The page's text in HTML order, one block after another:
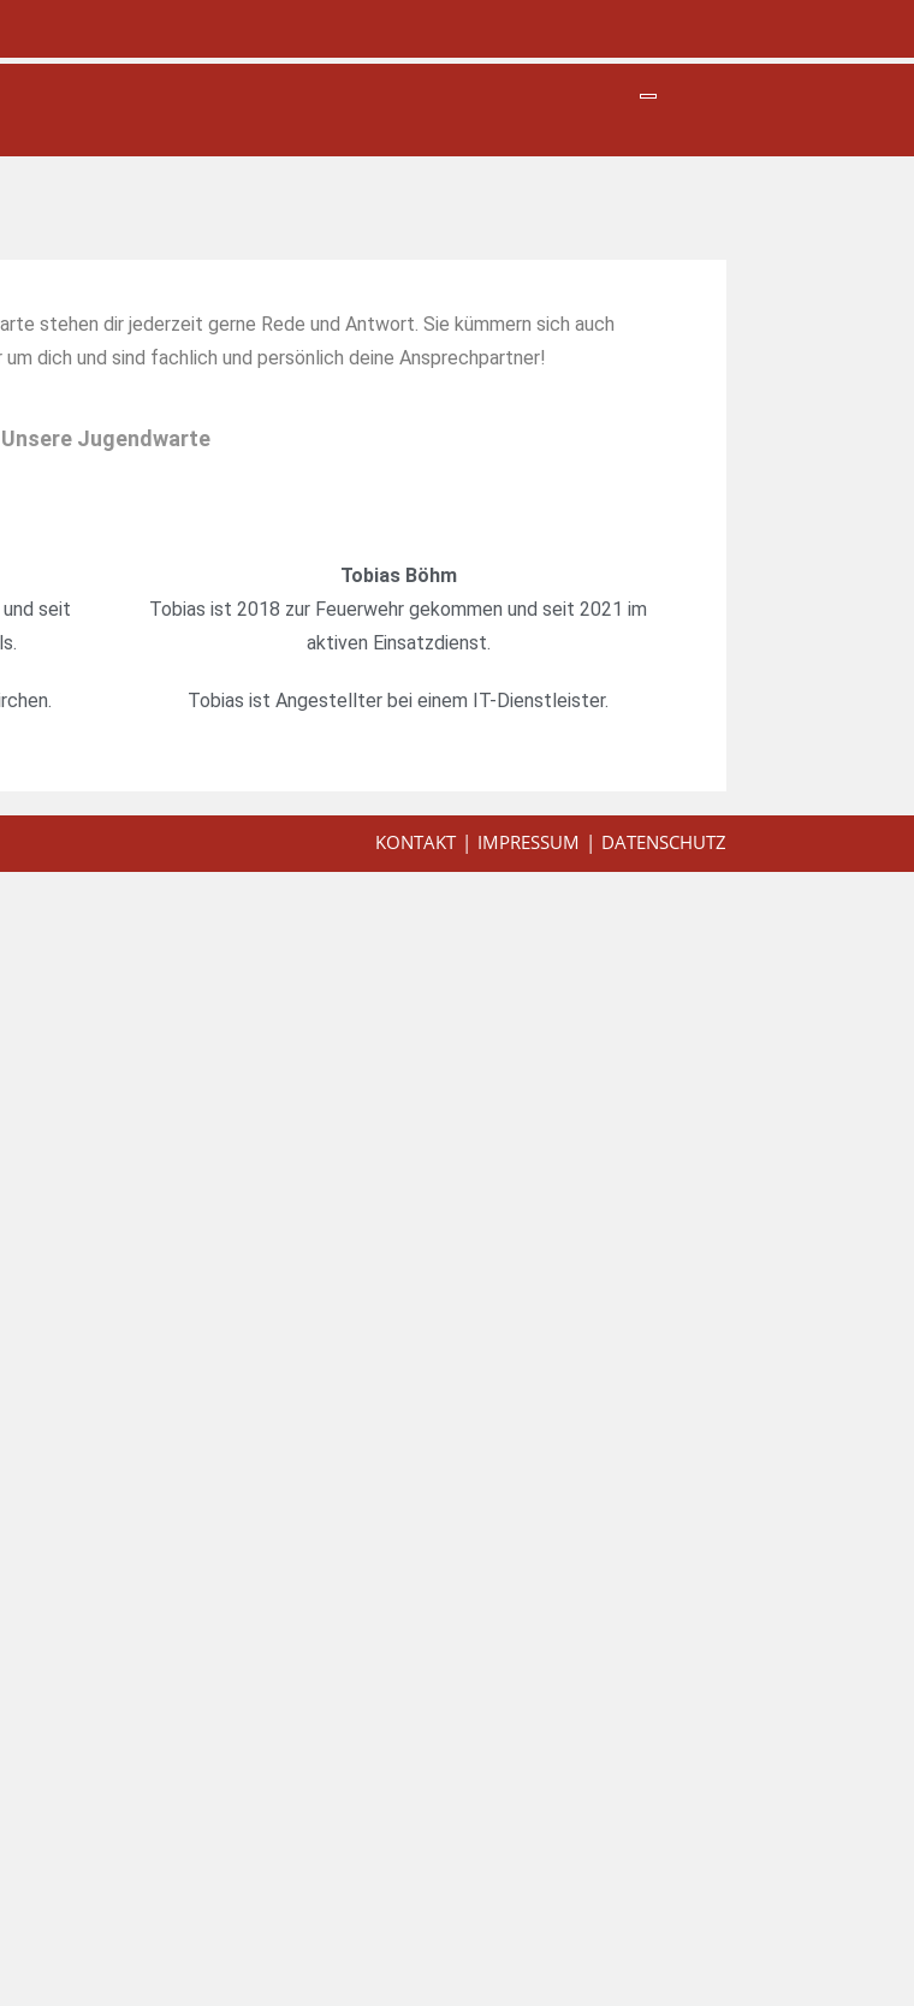
stehen dir jederzeit gerne Rede und Antwort. Sie kümmern sich auch
dich und sind fachlich und persönlich deine Ansprechpartner!
Unsere Jugendwarte
seit
Tobias Böhm
Tobias ist 2018 zur Feuerwehr gekommen und seit 2021 im
aktiven Einsatzdienst.
Tobias ist Angestellter bei einem IT-Dienstleister.
KONTAKT IMPRESSUM DATENSCHUTZ